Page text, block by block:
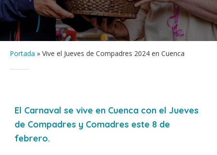
Portada » Vive el Jueves de Compadres 2024 en Cuenca
El Carnaval se vive en Cuenca con el Jueves
de Compadres y Comadres este 8 de
febrero.